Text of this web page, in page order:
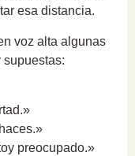
esa distancia.
voz alta algunas
supuestas:
preocupado.»